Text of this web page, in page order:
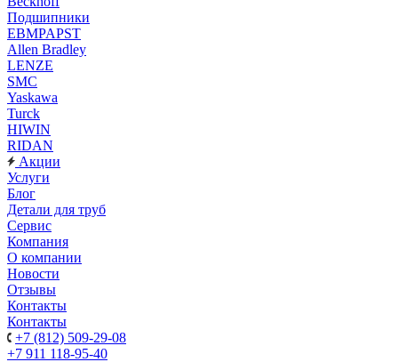
Подшипники
EBMPAPST
Allen Bradley
LENZE
SMC
Yaskawa
Turck
HIWIN
RIDAN
Акции
Услуги
Блог
Детали для труб
Сервис
Компания
О компании
Новости
Отзывы
Контакты
Контакты
+7 (812) 509-29-08
+7 911 118-95-40